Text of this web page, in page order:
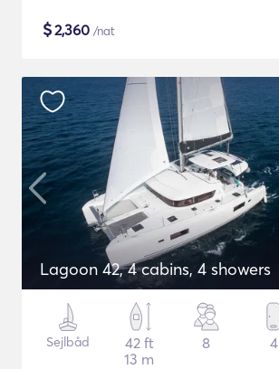
$2,360 /nat
Lagoon 42, 4 cabins, 4 showers
Sejlbåd
42 ft
13 m
8 4